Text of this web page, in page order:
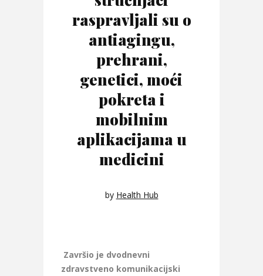
raspravljali su o
antiagingu,
prehrani,
genetici, moći
pokreta i
mobilnim
aplikacijama u
medicini
by Health Hub
Završio je dvodnevni
zdravstveno komunikacijski